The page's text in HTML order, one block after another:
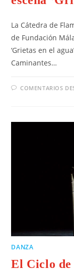
La Cátedra de
de Fundación
‘Grietas en el
Caminantes…
COMENTARIOS
DANZA
El Ciclo de